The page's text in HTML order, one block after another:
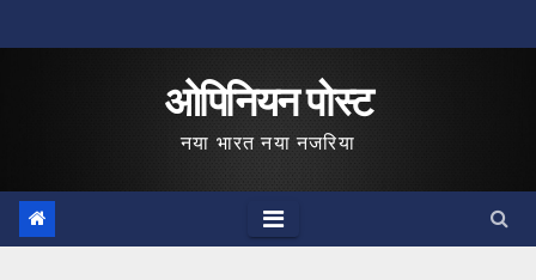
to
ओपिनियन पोस्ट
नया भारत नया नजरिया